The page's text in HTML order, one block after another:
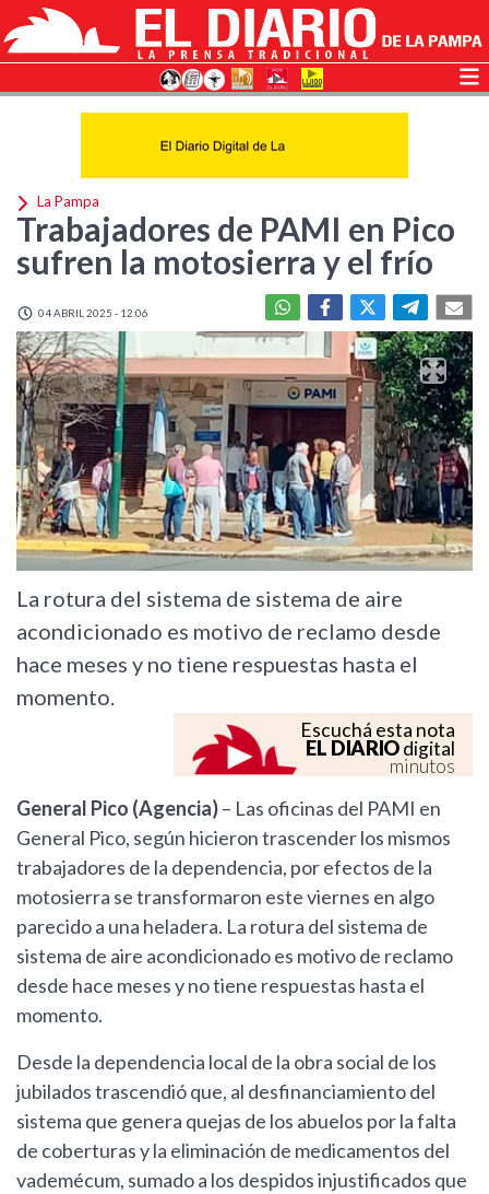
La Pampa
Trabajadores de PAMI en Pico
sufren la motosierra y el frío
04 ABRIL 2025 - 12:06
La rotura del sistema de sistema de aire
acondicionado es motivo de reclamo desde
hace meses y no tiene respuestas hasta el
momento.
Escuchá esta nota
EL DIARIOdigital
minutos
General Pico (Agencia)– Las oficinas del PAMI en
General Pico, según hicieron trascender los mismos
trabajadores de la dependencia, por efectos de la
motosierra se transformaron este viernes en algo
parecido a una heladera. La rotura del sistema de
sistema de aire acondicionado es motivo de reclamo
desde hace meses y no tiene respuestas hasta el
momento.
Desde la dependencia local de la obra social de los
jubilados trascendió que, al desfinanciamiento del
sistema que genera quejas de los abuelos por la falta
de coberturas y la eliminación de medicamentos del
vademécum, sumado a los despidos injustificados que